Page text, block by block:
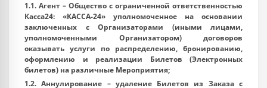
1.1. Агент – Общество с ограниченной ответственностью
Касса24: «КАССА-24» уполномоченное на основании
заключенных с Организаторами (иными лицами,
уполномоченными Организатором) договоров
оказывать услуги по распределению, бронированию,
оформлению и реализации Билетов (Электронных
билетов) на различные Мероприятия;
1.2.Аннулирование – удаление Билетов из Заказа с